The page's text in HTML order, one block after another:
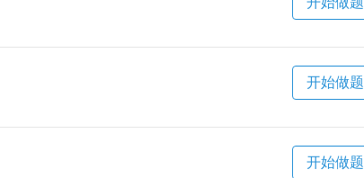
开始做题
开始做题